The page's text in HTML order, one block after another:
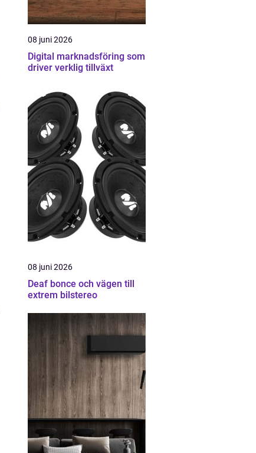
08 juni 2026
Digital marknadsföring som
driver verklig tillväxt
08 juni 2026
Deaf bonce och vägen till
extrem bilstereo